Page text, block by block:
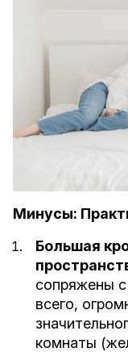
Минусы:
Большая
сопряжены
всего,
комнаты